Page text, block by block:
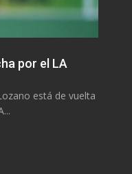
por el LA
está de vuelta